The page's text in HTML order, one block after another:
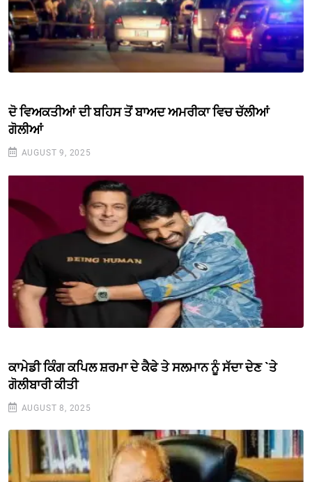
ਦੋ ਵਿਅਕਤੀਆਂ ਦੀ ਬਹਿਸ ਤੋਂ ਬਾਅਦ ਅਮਰੀਕਾ ਵਿਚ ਚੱਲੀਆਂ
ਗੋਲੀਆਂ
AUGUST 9, 2025
ਕਾਮੇਡੀ ਕਿੰਗ ਕਪਿਲ ਸ਼ਰਮਾ ਦੇ ਕੈਫੇ ਤੇ ਸਲਮਾਨ ਨੂੰ ਸੱਦਾ ਦੇਣ `ਤੇ
ਗੋਲੀਬਾਰੀ ਕੀਤੀ
AUGUST 8, 2025